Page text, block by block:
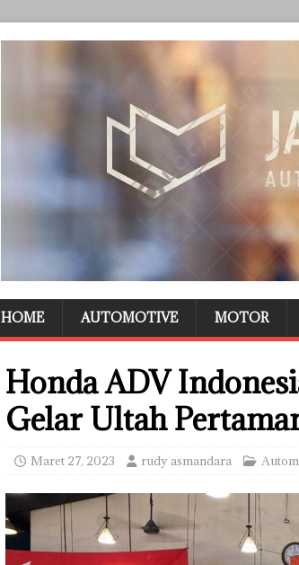
HOME AUTOMOTIVE MOTOR
Honda ADV
Gelar Ultah
Maret 27, 2023 rudy asmandara